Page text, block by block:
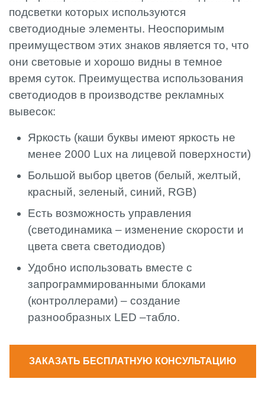
подсветки которых используются
светодиодные элементы. Неоспоримым
преимуществом этих знаков является то, что
они световые и хорошо видны в темное
время суток. Преимущества использования
светодиодов в производстве рекламных
вывесок:
Яркость (каши буквы имеют яркость не
менее 2000 Lux на лицевой поверхности)
Большой выбор цветов (белый, желтый,
красный, зеленый, синий, RGB)
Есть возможность управления
(светодинамика – изменение скорости и
цвета света светодиодов)
Удобно использовать вместе с
запрограммированными блоками
(контроллерами) – создание
разнообразных LED –табло.
ЗАКАЗАТЬ БЕСПЛАТНУЮ КОНСУЛЬТАЦИЮ